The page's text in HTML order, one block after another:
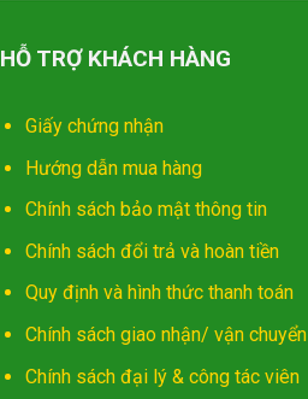
HỖ TRỢ KHÁCH HÀNG
Giấy chứng nhận
Hướng dẫn mua hàng
Chính sách bảo mật thông tin
Chính sách đổi trả và hoàn tiền
Quy định và hình thức thanh toán
Chính sách giao nhận/ vận chuyển
Chính sách đại lý & công tác viên